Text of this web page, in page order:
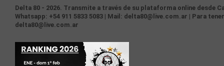
Delta 80 - 2026. Transmite a través de su plataforma online desde
Whatsapp: +54 911 5833 5083 | Mail: delta80@live.com.ar | Para
delta80@live.com.ar